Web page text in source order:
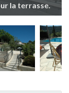
la terrasse.